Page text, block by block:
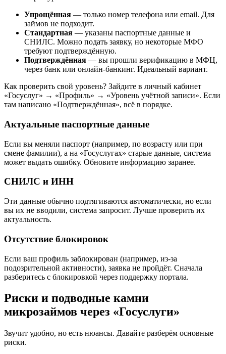
Упрощённая — только номер телефона или email. Для
займов не подходит.
Стандартная — указаны паспортные данные и
СНИЛС. Можно подать заявку, но некоторые МФО
требуют подтверждённую.
Подтверждённая — вы прошли верификацию в МФЦ,
через банк или онлайн-банкинг. Идеальный вариант.
Как проверить свой уровень? Зайдите в личный кабинет
«Госуслуг» → «Профиль» → «Уровень учётной записи». Если
там написано «Подтверждённая», всё в порядке.
Актуальные паспортные данные
Если вы меняли паспорт (например, по возрасту или при
смене фамилии), а на «Госуслугах» старые данные, система
может выдать ошибку. Обновите информацию заранее.
СНИЛС и ИНН
Эти данные обычно подтягиваются автоматически, но если
вы их не вводили, система запросит. Лучше проверить их
актуальность.
Отсутствие блокировок
Если ваш профиль заблокирован (например, из-за
подозрительной активности), заявка не пройдёт. Сначала
разберитесь с блокировкой через поддержку портала.
Риски и подводные камни
микрозаймов через «Госуслуги»
Звучит удобно, но есть нюансы. Давайте разберём основные
риски.